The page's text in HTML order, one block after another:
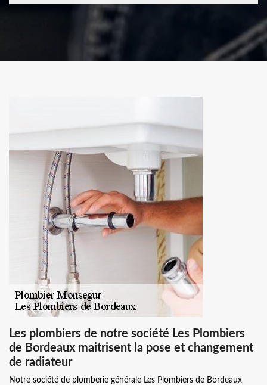
Les plombiers de notre société Les Plombiers
de Bordeaux maitrisent la pose et changement
de radiateur
Notre société de plomberie générale Les Plombiers de Bordeaux